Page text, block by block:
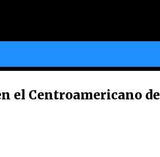
el Centroamericano de